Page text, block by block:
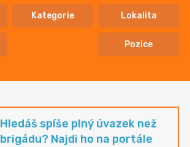
Kategorie Lokalita
Pozice
Hledáš spíše plný úvazek než
brigádu? Najdi ho na portále